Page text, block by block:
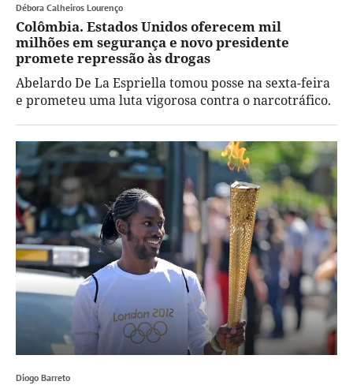
Débora Calheiros Lourenço
Colômbia. Estados Unidos oferecem mil
milhões em segurança e novo presidente
promete repressão às drogas
Abelardo De La Espriella tomou posse na sexta-feira
e prometeu uma luta vigorosa contra o narcotráfico.
Diogo Barreto